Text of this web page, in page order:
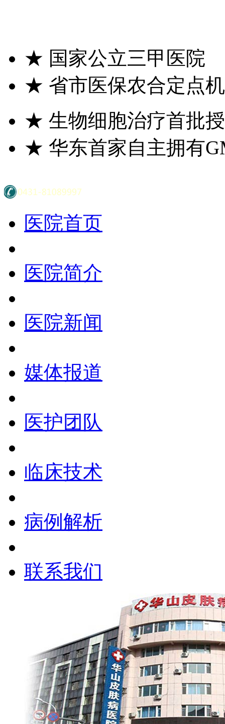
★ 国家公立三甲医院
★ 省市医保农合定点
★ 生物细胞治疗首批
★ 华东首家自主拥有
医院首页
医院简介
医院新闻
媒体报道
医护团队
临床技术
病例解析
联系我们